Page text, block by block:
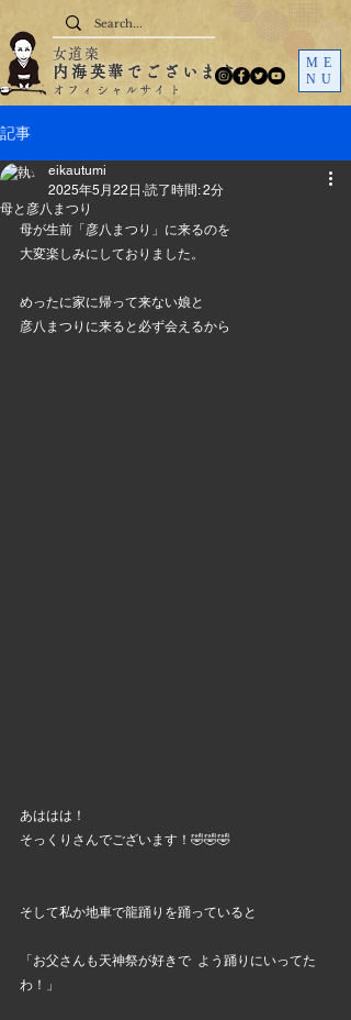
ME
NU
女道楽
内海英華でございます
オフィシャルサイト
記事
母と彦八まつり
eikautumi
2025年5月22日 読了時間: 2分
母が生前「彦八まつり」に来るのを
大変楽しみにしておりました。
めったに家に帰って来ない娘と
彦八まつりに来ると必ず会えるから
あははは！
そっくりさんでございます！🤣🤣🤣
そして私か地車で龍踊りを踊っていると
「お父さんも天神祭が好きで  よう踊りにいってた
わ！」